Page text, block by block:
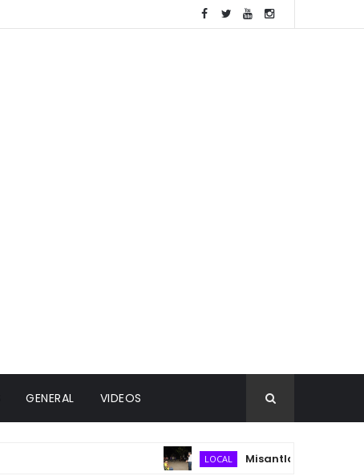
GENERAL VIDEOS
LOCAL Misantla fortalece